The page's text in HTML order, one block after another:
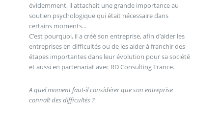
évidemment, il attachait une grande importance au
soutien psychologique qui était nécessaire dans
certains moments...
C’est pourquoi, il a créé son entreprise, afin d’aider les
entreprises en difficultés ou de les aider à franchir des
étapes importantes dans leur évolution pour sa société
et aussi en partenariat avec RD Consulting France.
A quel moment faut-il considérer que son entreprise
connaît des difficultés ?